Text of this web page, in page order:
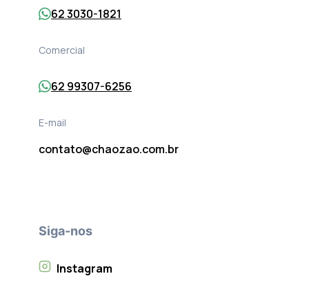
62 3030-1821
Comercial
62 99307-6256
E-mail
contato@chaozao.com.br
Siga-nos
Instagram